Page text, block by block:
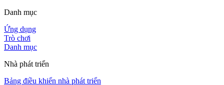
Danh mục
Ứng dụng
Trò chơi
Danh mục
Nhà phát triển
Bảng điều khiển nhà phát triển